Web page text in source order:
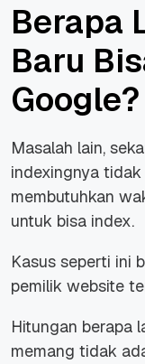
Berapa
Baru
Google?
Masalah lain,
indexingnya
membutuhkan
untuk bisa index.
Kasus seperti ini
pemilik website
Hitungan berapa
memang tidak